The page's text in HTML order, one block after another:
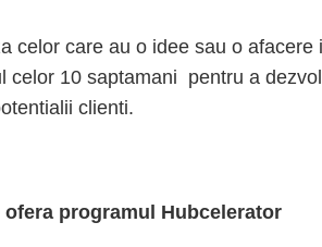
celor care au o idee sau o afacere
celor 10 saptamani pentru a
clienti.
ofera programul Hubcelerator